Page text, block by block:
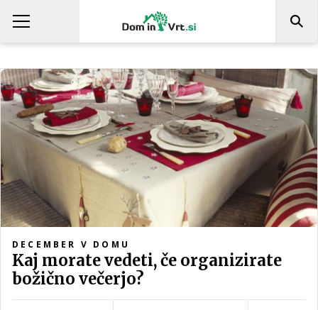
DECEMBER V DOMU
Kaj morate vedeti, če organizirate
božično večerjo?